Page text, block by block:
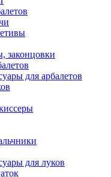
законцовки
для арбалетов
для луков